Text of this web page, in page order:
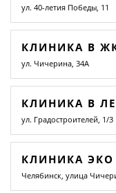
ул. 40-летия Победы, 11
КЛИНИКА В
ул. Чичерина, 34А
КЛИНИКА В
ул. Градостроителей, 1/3
КЛИНИКА ЭКО
Челябинск, улица